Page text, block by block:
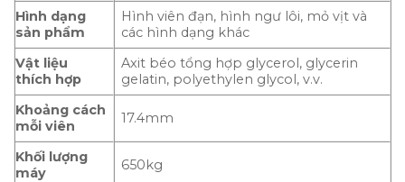
Hình dạng
sản phẩm
Hình viên đạn, hình ngư lôi, mỏ vịt và
các hình dạng khác
Vật liệu
thích hợp
Axit béo tổng hợp glycerol, glycerin
gelatin, polyethylen glycol, v.v.
Khoảng cách
mỗi viên
17.4mm
Khối lượng
máy
650kg